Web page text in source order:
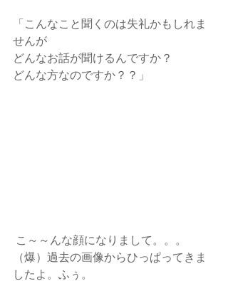
「こんなこと聞くのは失礼かもしれま
せんが
どんなお話が聞けるんですか？
どんな方なのですか？？」
（爆）過去の画像からひっぱってきま
したよ。ふぅ。